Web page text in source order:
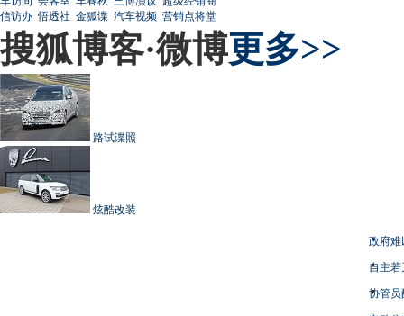
信访办 悟透社 金狐谍 汽车视频 营销点将堂
搜狐博客·微博更多>>
路试谍照
炫酷改装
政府难
自主
协管员